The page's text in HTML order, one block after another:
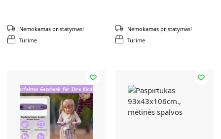
Turime
Nemokamas pristatymas!
Turime
Nemokamas pristatymas!